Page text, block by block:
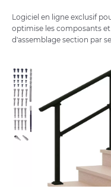
Logiciel en ligne exclusif
optimise les composants
d'assemblage section par